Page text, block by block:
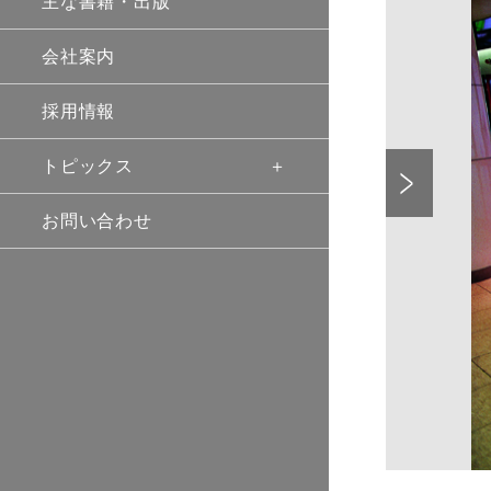
会社案内
採用情報
トピックス
お問い合わせ